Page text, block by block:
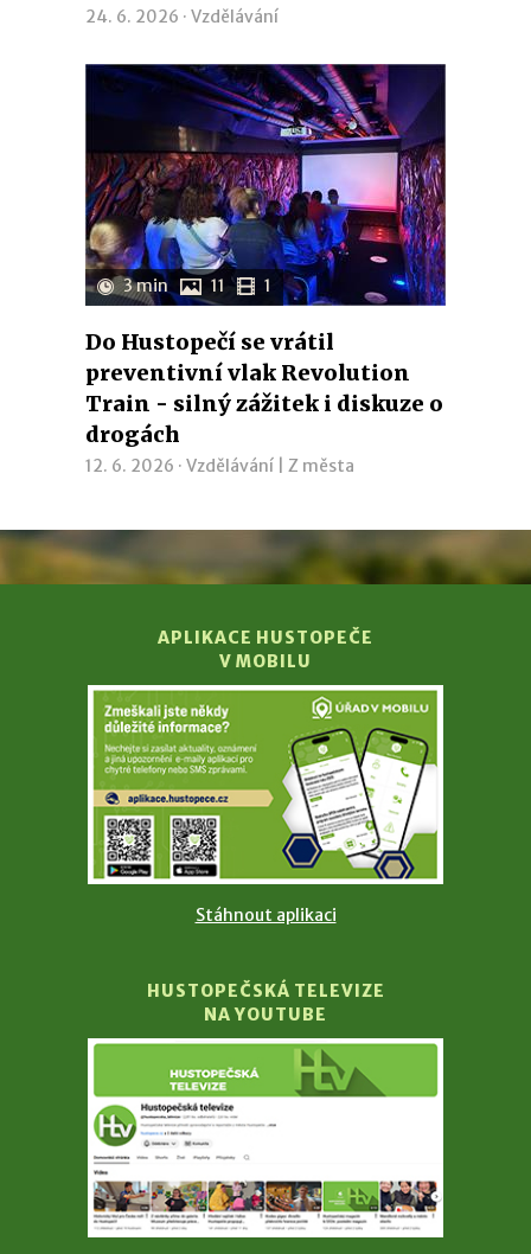
24. 6. 2026 · Vzdělávání
3 min 11 1
Do Hustopečí se vrátil
preventivní vlak Revolution
Train - silný zážitek i diskuze o
drogách
12. 6. 2026 · Vzdělávání| Z města
APLIKACE HUSTOPEČE
V MOBILU
Stáhnout aplikaci
HUSTOPEČSKÁ TELEVIZE
NA YOUTUBE